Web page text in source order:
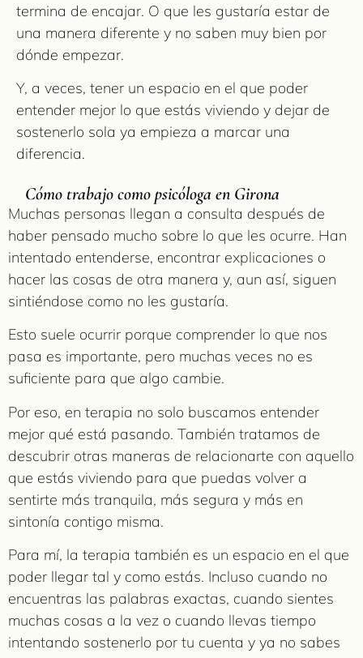
termina de encajar. O que les gustaría estar de
una manera diferente y no saben muy bien por
dónde empezar.
Y, a veces, tener un espacio en el que poder
entender mejor lo que estás viviendo y dejar de
sostenerlo sola ya empieza a marcar una
diferencia.
Cómo trabajo como psicóloga en Girona
Muchas personas llegan a consulta después de
haber pensado mucho sobre lo que les ocurre. Han
intentado entenderse, encontrar explicaciones o
hacer las cosas de otra manera y, aun así, siguen
sintiéndose como no les gustaría.
Esto suele ocurrir porque comprender lo que nos
pasa es importante, pero muchas veces no es
suficiente para que algo cambie.
Por eso, en terapia no solo buscamos entender
mejor qué está pasando. También tratamos de
descubrir otras maneras de relacionarte con aquello
que estás viviendo para que puedas volver a
sentirte más tranquila, más segura y más en
sintonía contigo misma.
Para mí, la terapia también es un espacio en el que
poder llegar tal y como estás. Incluso cuando no
encuentras las palabras exactas, cuando sientes
muchas cosas a la vez o cuando llevas tiempo
intentando sostenerlo por tu cuenta y ya no sabes